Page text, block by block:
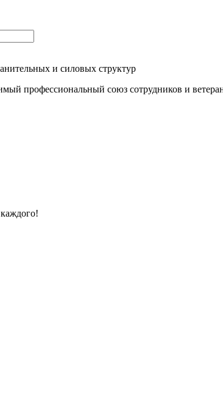
и силовых структур
профессиональный союз сотрудников и